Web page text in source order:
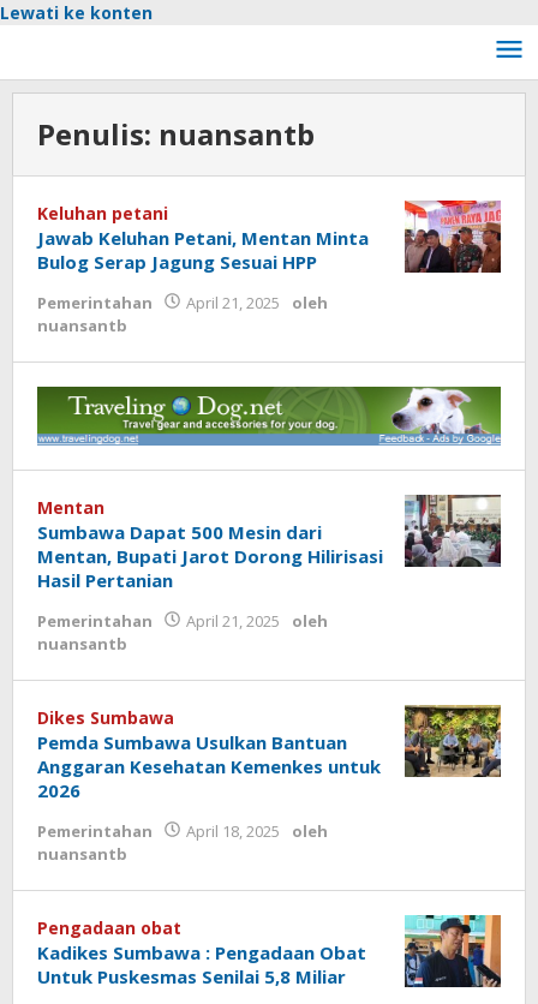
Lewati ke konten
Penulis: nuansantb
Keluhan petani
Jawab Keluhan Petani, Mentan Minta
Bulog Serap Jagung Sesuai HPP
Pemerintahan April 21, 2025
oleh
nuansantb
Mentan
Sumbawa Dapat 500 Mesin dari
Mentan, Bupati Jarot Dorong Hilirisasi
Hasil Pertanian
Pemerintahan April 21, 2025
oleh
nuansantb
Dikes Sumbawa
Pemda Sumbawa Usulkan Bantuan
Anggaran Kesehatan Kemenkes untuk
2026
Pemerintahan April 18, 2025
oleh
nuansantb
Pengadaan obat
Kadikes Sumbawa : Pengadaan Obat
Untuk Puskesmas Senilai 5,8 Miliar